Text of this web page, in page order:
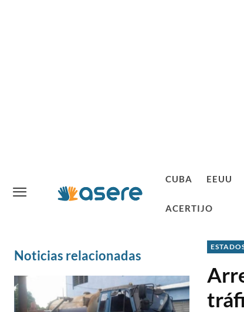
CUBA EEUU
ACERTIJO
Noticias relacionadas